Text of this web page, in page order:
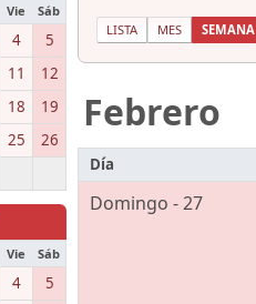
Vie Sáb
4
5
11
12
18
19
25
26
Vie Sáb
4
5
LISTA MES SEMANA
Febrero
Día
Domingo - 27